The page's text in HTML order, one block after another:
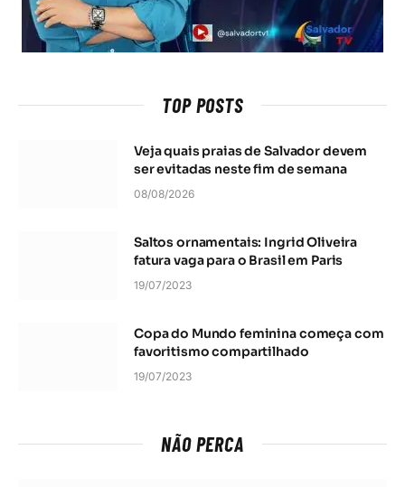
TOP POSTS
Veja quais praias de Salvador devem
ser evitadas neste fim de semana
08/08/2026
Saltos ornamentais: Ingrid Oliveira
fatura vaga para o Brasil em Paris
19/07/2023
Copa do Mundo feminina começa com
favoritismo compartilhado
19/07/2023
NÃO PERCA